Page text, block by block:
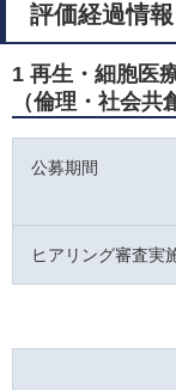
評価経過情報
1 再生・細胞医
（倫理・社会共
公募期間
ヒアリング審査実